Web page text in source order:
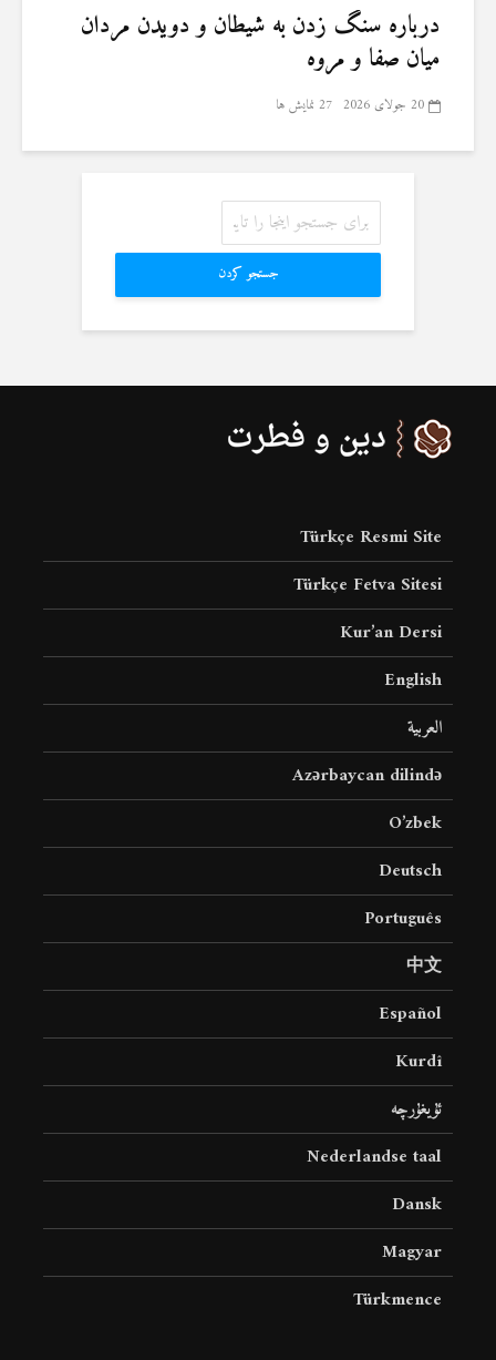
درباره سنگ زدن به شیطان و دویدن مردان
میان صفا و مروه
20 جولای 2026 27 نمایش ها
جستجو کردن
Türkçe Resmi Site
Türkçe Fetva Sitesi
Kur’an Dersi
English
العربية
Azərbaycan dilində
O’zbek
Deutsch
Português
中文
Español
Kurdî
ئۇيغۇرچە
Nederlandse taal
Dansk
Magyar
Türkmence